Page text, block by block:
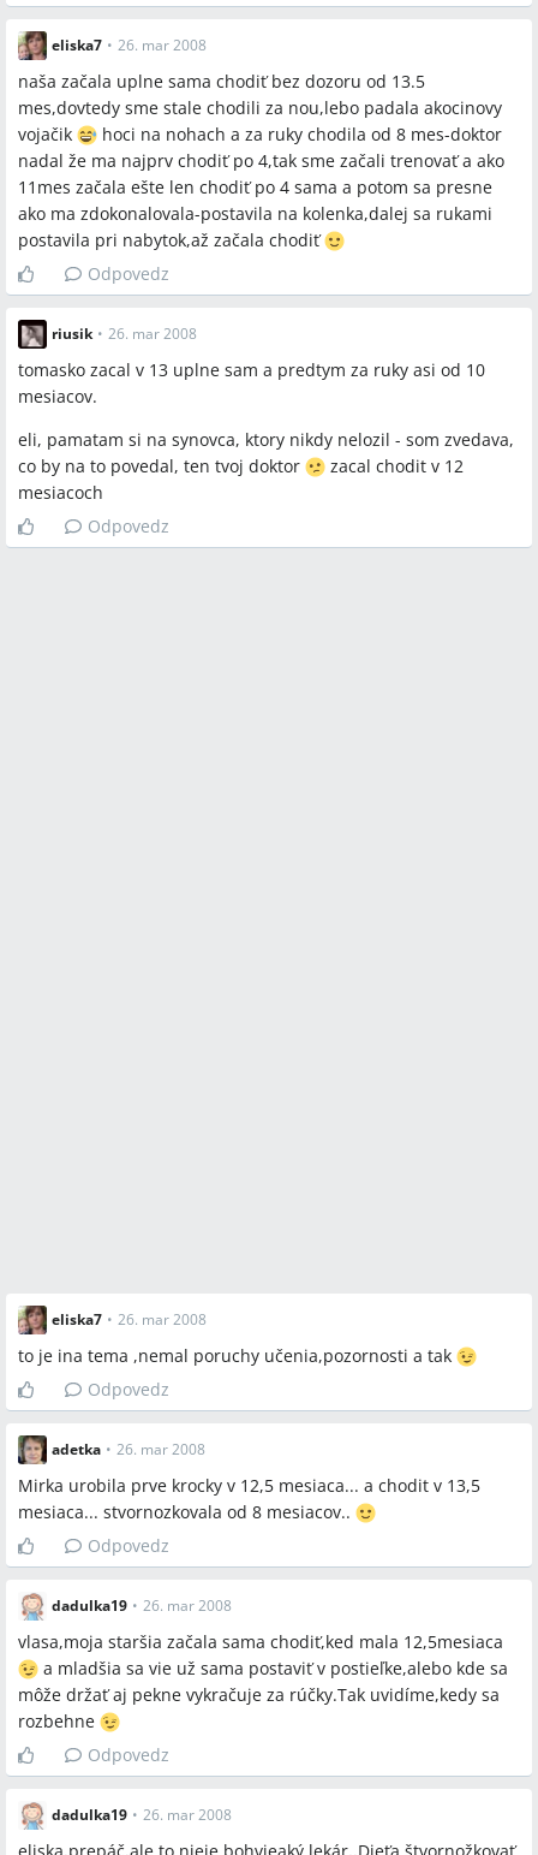
hypotónia, odrážadlo, FP
Miesta a osoby
Slovensko, Francúzsko, Modrykonik
eliska7 • 26. mar 2008
naša začala uplne sama chodiť bez dozoru od 13.5
mes,dovtedy sme stale chodili za nou,lebo padala akocinovy
vojačik
hoci na nohach a za ruky chodila od 8 mes-doktor
nadal že ma najprv chodiť po 4,tak sme začali trenovať a ako
11mes začala ešte len chodiť po 4 sama a potom sa presne
ako ma zdokonalovala-postavila na kolenka,dalej sa rukami
postavila pri nabytok,až začala chodiť
Odpovedz
riusik • 26. mar 2008
tomasko zacal v 13 uplne sam a predtym za ruky asi od 10
mesiacov.
eli, pamatam si na synovca, ktory nikdy nelozil - som zvedava,
co by na to povedal, ten tvoj doktor
zacal chodit v 12
mesiacoch
Odpovedz
eliska7 • 26. mar 2008
to je ina tema ,nemal poruchy učenia,pozornosti a tak
Odpovedz
adetka • 26. mar 2008
Mirka urobila prve krocky v 12,5 mesiaca... a chodit v 13,5
mesiaca... stvornozkovala od 8 mesiacov..
Odpovedz
dadulka19 • 26. mar 2008
vlasa,moja staršia začala sama chodiť,ked mala 12,5mesiaca
a mladšia sa vie už sama postaviť v postieľke,alebo kde sa
môže držať aj pekne vykračuje za rúčky.Tak uvidíme,kedy sa
rozbehne
Odpovedz
dadulka19 • 26. mar 2008